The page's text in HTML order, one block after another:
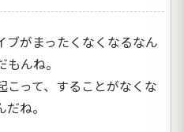
ブがまったくなくなるなん
んね。
こって、することがなくな
ね。